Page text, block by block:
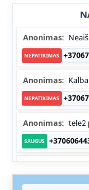
Anonimas:
NEPATIKIMAS
Anonimas:
NEPATIKIMAS
Anonimas: tele2
SAUGUS
NEPATIKIMAS